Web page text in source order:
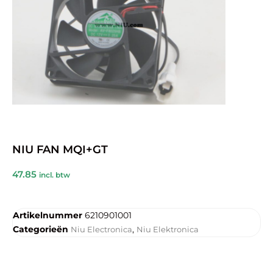
NIU FAN MQI+GT
47.85 incl. btw
Artikelnummer 6210901001
Categorieën Niu Electronica, Niu Elektronica